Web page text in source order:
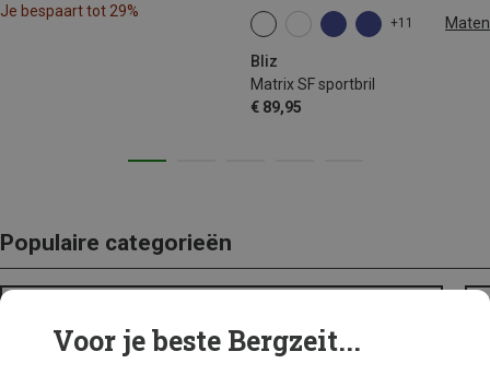
Je bespaart tot 29%
+11 Maten
Bliz
Matrix SF sportbril
€ 89,95
ONE SIZE
Populaire categorieën
Voor je beste Bergzeit...